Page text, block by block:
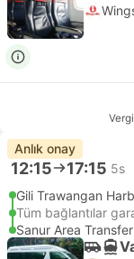
Anlık onay
12:15 17:15 5s
Gili Trawangan
Tüm bağlantılar
Sanur Area Transfer